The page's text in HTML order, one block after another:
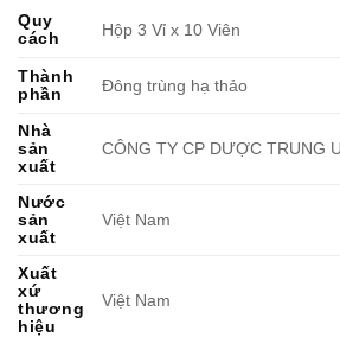
Quy
cách
Hộp 3 Vỉ x 10 Viên
Thành
phần
Đông trùng hạ thảo
Nhà
sản
xuất
CÔNG TY CP DƯỢC TRUNG
Nước
sản
xuất
Việt Nam
Xuất
xứ
thương
hiệu
Việt Nam